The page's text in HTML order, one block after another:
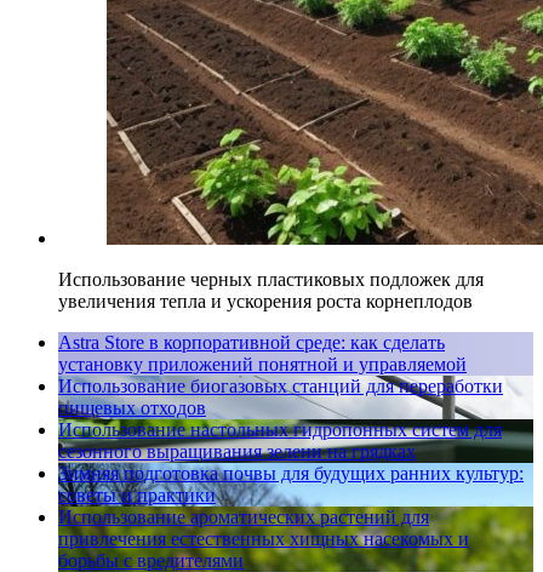
Использование черных пластиковых подложек для
увеличения тепла и ускорения роста корнеплодов
Astra Store в корпоративной среде: как сделать
установку приложений понятной и управляемой
Использование биогазовых станций для переработки
пищевых отходов
Использование настольных гидропонных систем для
сезонного выращивания зелени на грядках
Зимняя подготовка почвы для будущих ранних культур:
советы и практики
Использование ароматических растений для
привлечения естественных хищных насекомых и
борьбы с вредителями